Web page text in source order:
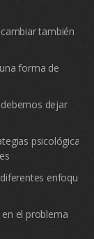
también
forma de
dejar
psicológicas
enfoques
el problema